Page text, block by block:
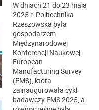
W dniach 21 do 23 maja
2025 r. Politechnika
Rzeszowska była
gospodarzem
Międzynarodowej
Konferencji Naukowej
European
Manufacturing Survey
(EMS), która
zainaugurowała cykl
badawczy EMS 2025, a